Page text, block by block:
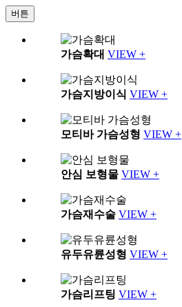
버튼
가슴확대 VIEW +
가슴지방이식 VIEW +
모티바 가슴성형 VIEW +
안심 보형물 VIEW +
가슴재수술 VIEW +
유두유륜성형 VIEW +
가슴리프팅 VIEW +